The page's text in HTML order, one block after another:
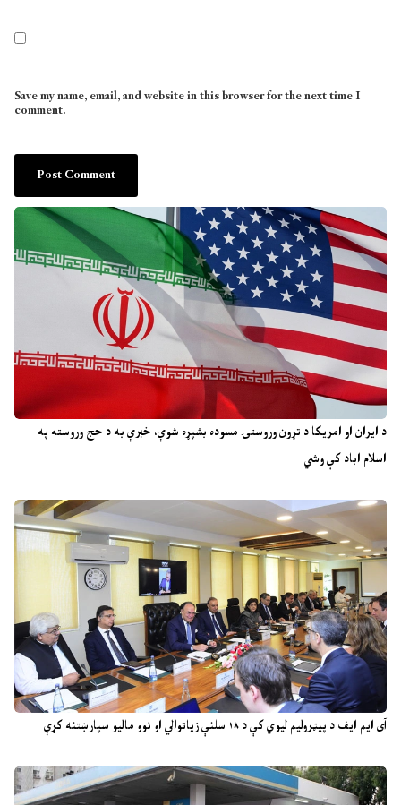
د ایران او امریکا د تړون وروستۍ مسوده بشپړه شوې، خبرې به د حج وروسته په
اسلام اباد کې وشي
آی ایم ایف د پیټرولیم لیوي کې د ۱۸ سلنې زیاتوالي او نوو مالیو سپارښتنه کړې
Save my name, email, and website in this browser for the next time I
comment.